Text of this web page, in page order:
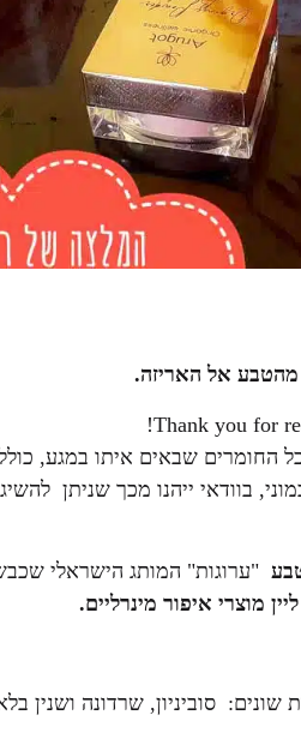
מהטבע אל האריזה.
Thank you for
החומרים שבאים איתו במגע,
בוודאי ייהנו מכך שניתן
"ערוגות" המותג הישראלי
ליין מוצרי איפור מינרליים.